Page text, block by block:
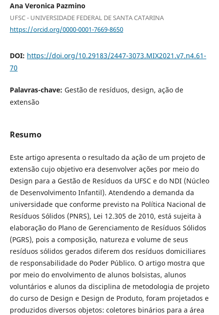
Ana Veronica Pazmino
UFSC - UNIVERSIDADE FEDERAL DE SANTA CATARINA
https://orcid.org/0000-0001-7669-8650
DOI: https://doi.org/10.29183/2447-3073.MIX2021.v7.n4.61-
70
Palavras-chave: Gestão de resíduos, design, ação de
extensão
Resumo
Este artigo apresenta o resultado da ação de um projeto de
extensão cujo objetivo era desenvolver ações por meio do
Design para a Gestão de Resíduos da UFSC e do NDI (Núcleo
de Desenvolvimento Infantil). Atendendo a demanda da
universidade que conforme previsto na Política Nacional de
Resíduos Sólidos (PNRS), Lei 12.305 de 2010, está sujeita à
elaboração do Plano de Gerenciamento de Resíduos Sólidos
(PGRS), pois a composição, natureza e volume de seus
resíduos sólidos gerados diferem dos resíduos domiciliares
de responsabilidade do Poder Público. O artigo mostra que
por meio do envolvimento de alunos bolsistas, alunos
voluntários e alunos da disciplina de metodologia de projeto
do curso de Design e Design de Produto, foram projetados e
produzidos diversos objetos: coletores binários para a área